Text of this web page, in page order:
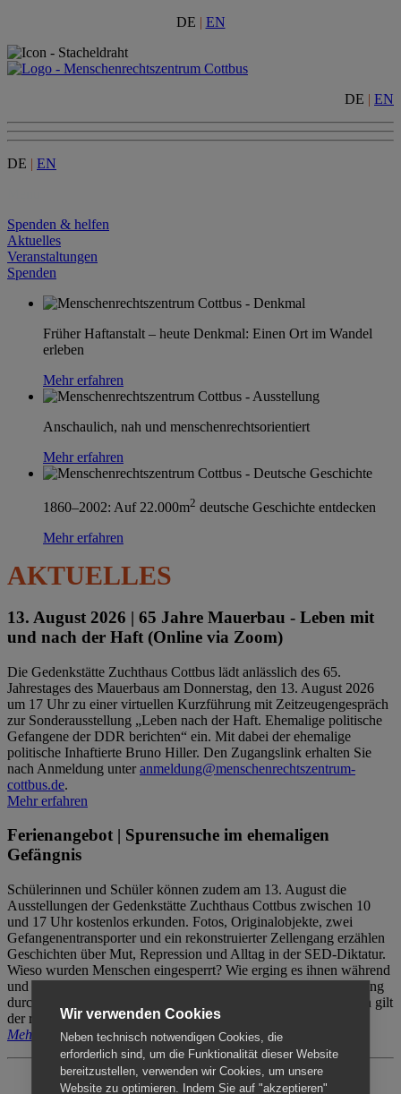
DE | EN
DE | EN
DE | EN
Spenden & helfen
Aktuelles
Veranstaltungen
Spenden
Früher Haftanstalt – heute Denkmal: Einen Ort im Wandel
erleben
Mehr erfahren
Anschaulich, nah und menschenrechtsorientiert
Mehr erfahren
1860–2002: Auf 22.000m2 deutsche Geschichte entdecken
Mehr erfahren
AKTUELLES
13. August 2026 | 65 Jahre Mauerbau - Leben mit
und nach der Haft (Online via Zoom)
Die Gedenkstätte Zuchthaus Cottbus lädt anlässlich des 65.
Jahrestages des Mauerbaus am Donnerstag, den 13. August 2026
um 17 Uhr zu einer virtuellen Kurzführung mit Zeitzeugengespräch
zur Sonderausstellung „Leben nach der Haft. Ehemalige politische
Gefangene der DDR berichten“ ein. Mit dabei der ehemalige
politische Inhaftierte Bruno Hiller. Den Zugangslink erhalten Sie
nach Anmeldung unteranmeldung@menschenrechtszentrum-
cottbus.de.
Mehr erfahren
Ferienangebot | Spurensuche im ehemaligen
Gefängnis
Schülerinnen und Schüler können zudem am 13. August die
Ausstellungen der Gedenkstätte Zuchthaus Cottbus zwischen 10
und 17 Uhr kostenlos erkunden. Fotos, Originalobjekte, zwei
Gefangenentransporter und ein rekonstruierter Zellengang erzählen
Geschichten über Mut, Repression und Alltag in der SED-Diktatur.
Wieso wurden Menschen eingesperrt? Wie erging es ihnen während
und nach der Haft? Der Besuch erfolgt individuell ohne Betreuung
durch das Menschenrechtszentrum Cottbus. Für Begleitpersonen gilt
der reguläre Eintritt (8€ / ermäßigt 5€).
Mehr erfahren
Wir verwenden Cookies
Neben technisch notwendigen Cookies, die
erforderlich sind, um die Funktionalität dieser Website
bereitzustellen, verwenden wir Cookies, um unsere
Website zu optimieren. Indem Sie auf "akzeptieren"